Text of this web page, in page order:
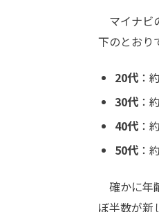
マイナビ
下のとおり
20代 ：
30代 ：
40代 ：
50代 ：
確かに年
ぼ半数が新